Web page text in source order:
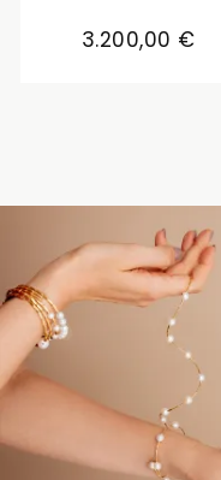
3.200,00 €